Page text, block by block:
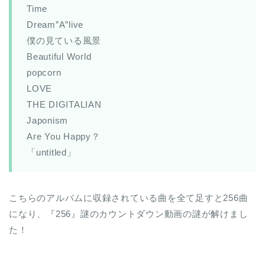
Time
Dream”A”live
僕の見ている風景
Beautiful World
popcorn
LOVE
THE DIGITALIAN
Japonism
Are You Happy？
「untitled」
こちらのアルバムに収録されている曲を全て足すと256曲
になり、『256』謎のカウントダウン動画の謎が解けまし
た！